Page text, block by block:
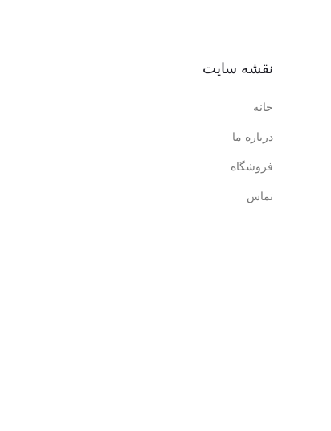
نقشه سایت
خانه
درباره ما
فروشگاه
تماس